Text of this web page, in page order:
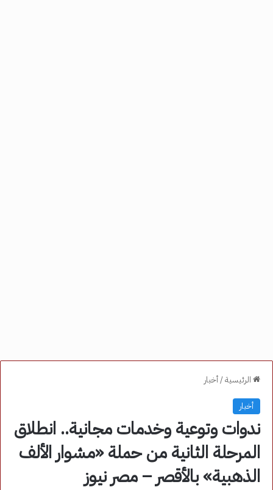
الرئيسية/أخبار
أخبار
ندوات وتوعية وخدمات مجانية.. انطلاق
المرحلة الثانية من حملة «مشوار الألف
الذهبية» بالأقصر – مصر نيوز